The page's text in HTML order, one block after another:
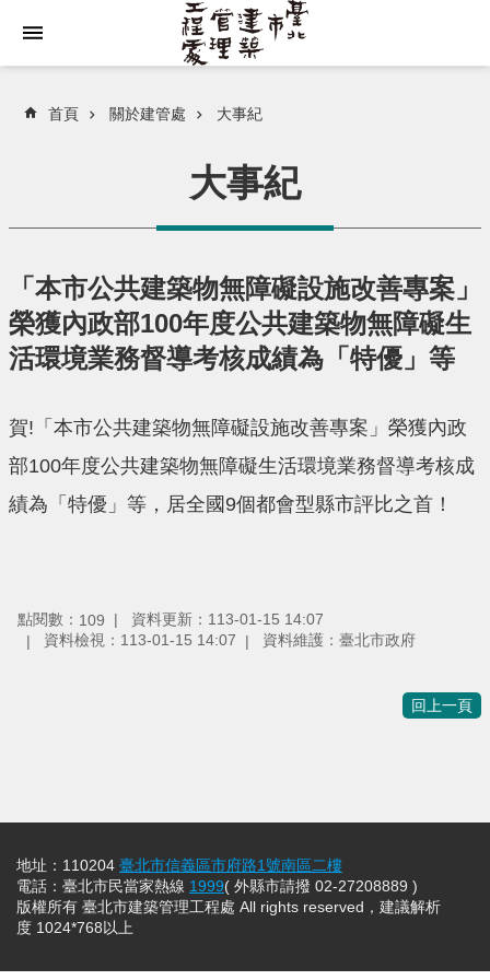
首頁 關於建管處 大事紀
大事紀
「本市公共建築物無障礙設施改善專案」
榮獲內政部100年度公共建築物無障礙生
活環境業務督導考核成績為「特優」等
賀!「本市公共建築物無障礙設施改善專案」榮獲內政
部100年度公共建築物無障礙生活環境業務督導考核成
績為「特優」等，居全國9個都會型縣市評比之首！
點閱數： 109
資料更新：113-01-15 14:07
資料檢視：113-01-15 14:07
資料維護：臺北市政府
回上一頁
地址：110204 臺北市信義區市府路1號南區二樓
電話：臺北市民當家熱線 1999( 外縣市請撥 02-27208889 )
版權所有 臺北市建築管理工程處 All rights reserved，建議解析
度 1024*768以上